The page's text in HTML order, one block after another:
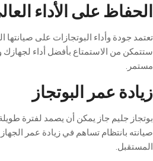
الحفاظ على الأداء
تعتمد جودة وأداء البوتجازات على صيانتها
ستتمكن من الاستمتاع بأفضل أداء
مستمر .
زيادة عمر البوتجاز
بوتجاز جليم جاز يمكن أن يصمد لفترة
صيانته بانتظام تساهم في زيادة عمر
المستقبل.